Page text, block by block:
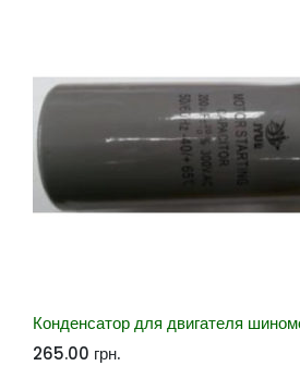
Конденсатор для двигателя
265.00 грн.